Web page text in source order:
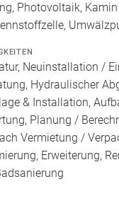
Photovoltaik,
Neuinstallation /
Hydraulischer
& Installation,
Planung /
Vermietung /
Erweiterung,